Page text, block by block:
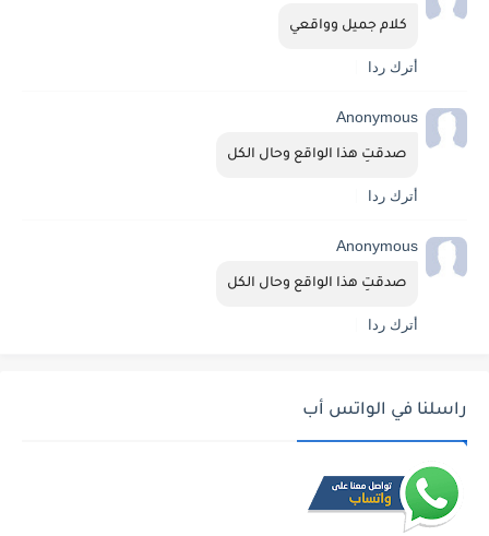
كلام جميل وواقعي
أترك ردا
Anonymous
صدقتِ هذا الواقع وحال الكل
أترك ردا
Anonymous
صدقتِ هذا الواقع وحال الكل
أترك ردا
راسلنا في الواتس أب